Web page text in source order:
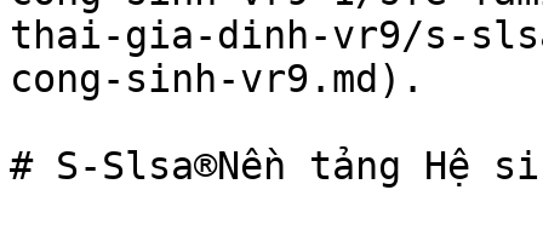
thai-gia-dinh-vr9/s-
cong-sinh-vr9.md).
# S-Slsa®Nền tảng Hệ